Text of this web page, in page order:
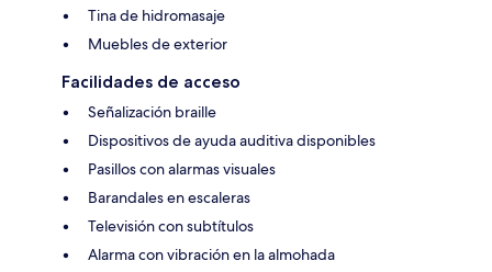
Tina de hidromasaje
Muebles de exterior
Facilidades de acceso
Señalización braille
Dispositivos de ayuda auditiva disponibles
Pasillos con alarmas visuales
Barandales en escaleras
Televisión con subtítulos
Alarma con vibración en la almohada